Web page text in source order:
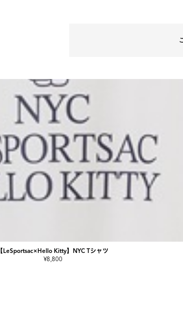
【LeSportsac×Hello Kitty】NYC Tシャツ
¥8,800